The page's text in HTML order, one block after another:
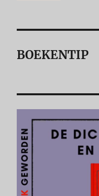
BOEKENTIP